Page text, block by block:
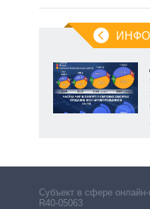
Субъект в сфере
R40-05063